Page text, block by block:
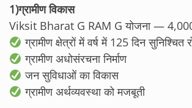
1)ग्रामीण विकास
Viksit Bharat G RAM G योजना —
ग्रामीण क्षेत्रों में वर्ष में 125 दिन सुनिश्चित
ग्रामीण अधोसंरचना निर्माण
जन सुविधाओं का विकास
ग्रामीण अर्थव्यवस्था को मजबूती